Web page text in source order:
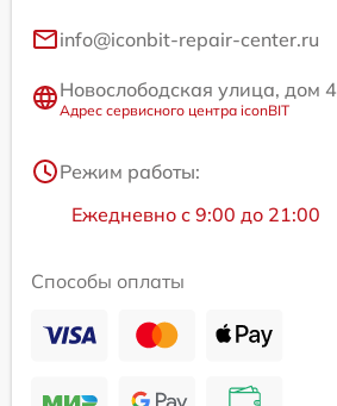
info@iconbit-repair-center.ru
Новослободская улица, дом 4
Адрес сервисного центра iconBIT
Режим работы:
Ежедневно с 9:00 до 21:00
Способы оплаты